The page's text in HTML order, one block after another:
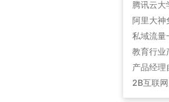
阿里大神
私域流量
教育行业
产品经理
2B互联